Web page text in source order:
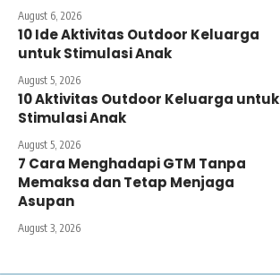
August 6, 2026
10 Ide Aktivitas Outdoor Keluarga
untuk Stimulasi Anak
August 5, 2026
10 Aktivitas Outdoor Keluarga untuk
Stimulasi Anak
August 5, 2026
7 Cara Menghadapi GTM Tanpa
Memaksa dan Tetap Menjaga
Asupan
August 3, 2026